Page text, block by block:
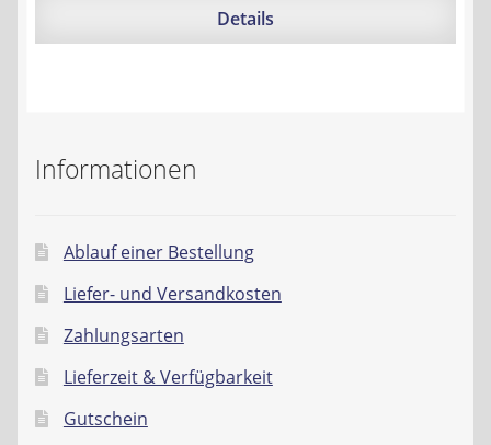
Details
Informationen
Ablauf einer Bestellung
Liefer- und Versandkosten
Zahlungsarten
Lieferzeit & Verfügbarkeit
Gutschein